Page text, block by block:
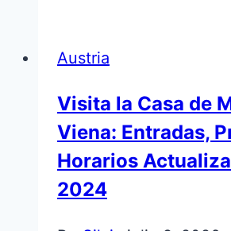
Austria
Visita la Casa de
Viena: Entradas,
Horarios
2024